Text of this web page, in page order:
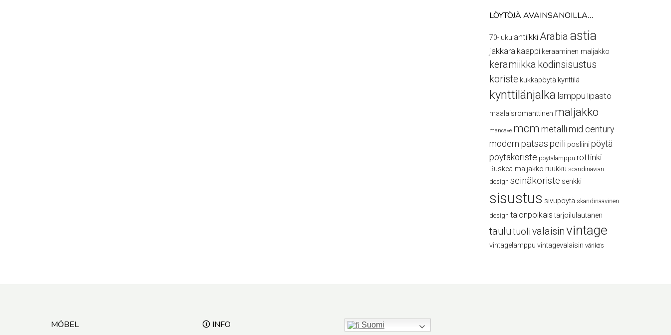
LÖYTÖJÄ AVAINSANOILLA…
70-luku antiikki Arabia astia
jakkara kaappi keraaminen maljakko
keramiikka kodinsisustus
koriste kukkapöytä kynttilä
kynttilänjalka lamppu lipasto
maalaisromanttinen maljakko
mancave mcm metallimid century
modern patsaspeili posliini pöytä
pöytäkoriste pöytälamppu rottinki
Ruskea maljakko ruukku scandinavian
design seinäkoriste senkki
sisustus sivupöytä skandinaavinen
design talonpoikais tarjoilulautanen
taulutuolivalaisinvintage
vintagelamppu vintagevalaisin värikäs
MÖBEL 🛈 INFO Suomi